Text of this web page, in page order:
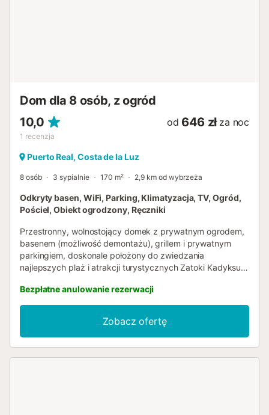
Dom dla 8 osób, z ogród
10,0
1 recenzja
od 646 zł za noc
Puerto Real, Costa de la Luz
8 osób 3 sypialnie 170 m² 2,9 km od wybrzeża
Odkryty basen, WiFi, Parking, Klimatyzacja, TV, Ogród,
Pościel, Obiekt ogrodzony, Ręczniki
Przestronny, wolnostojący domek z prywatnym ogrodem,
basenem (możliwość demontażu), grillem i prywatnym
parkingiem, doskonale położony do zwiedzania
najlepszych plaż i atrakcji turystycznych Zatoki Kadyksu.
i komfortu podczas wakacji. Ciesz się niezapomnianym
pobytem w tym przestronnym, wolnostojącym domku w
Puerto Real, w uprzywilejowanym miejscu w sercu Zatoki
Kadyksu. Tutaj możesz połączyć relaks, naturę, lokalną
kuchnię i jedne z najpiękniejszych plaż Costa de la Luz.
Bezpłatne anulowanie rezerwacji
Zobacz ofertę